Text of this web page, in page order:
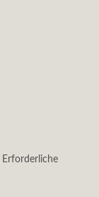
Erforderliche